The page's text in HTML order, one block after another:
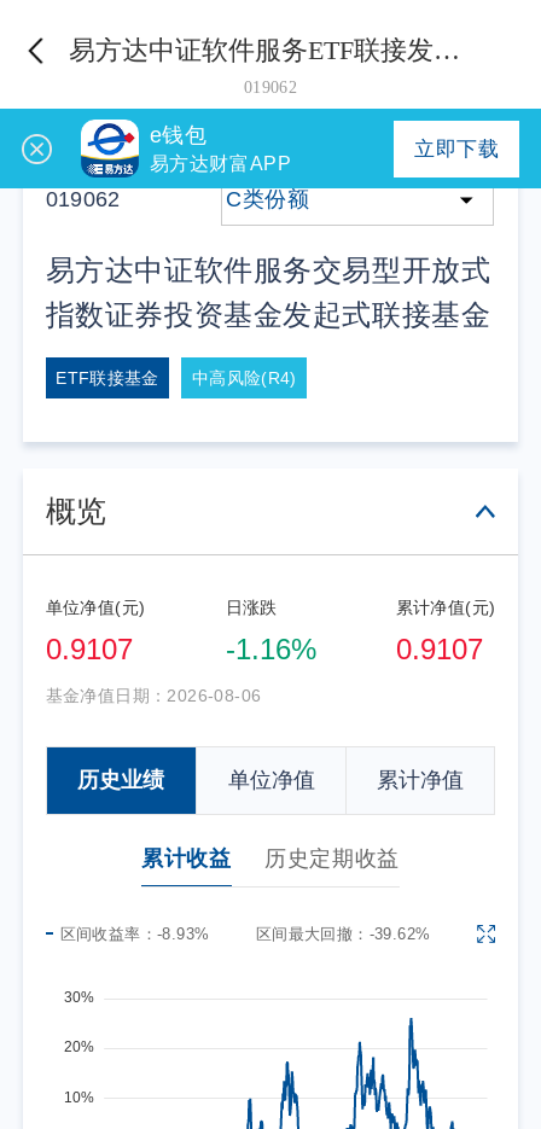
易方达中证软件服务ETF联接发起式C
019062
019062 C类份额
易方达中证软件服务交易型开放式
指数证券投资基金发起式联接基金
ETF联接基金 中高风险(R4)
概览
单位净值(元)
0.9107
日涨跌
-1.16%
累计净值(元)
0.9107
基金净值日期： 2026-08-06
历史业绩 单位净值 累计净值
累计收益 历史定期收益
区间收益率： -8.93% 区间最大回撤： -39.62%
e钱包
易方达财富APP
立即下载